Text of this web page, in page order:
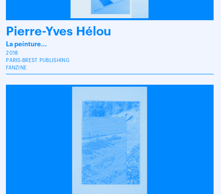
Pierre-Yves Hélou
La peinture...
2018
PARIS-BREST PUBLISHING
FANZINE